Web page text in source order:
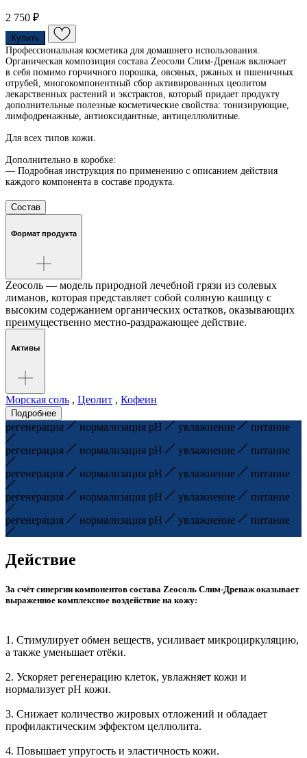
2 750 ₽
Купить
Профессиональная косметика для домашнего использования.
Органическая композиция состава Zеосоли Слим-Дренаж включает
в себя помимо горчичного порошка, овсяных, ржаных и пшеничных
отрубей, многокомпонентный сбор активированных цеолитом
лекарственных растений и экстрактов, который придает продукту
дополнительные полезные косметические свойства: тонизирующие,
лимфодренажные, антиоксидантные, антицеллюлитные.
Для всех типов кожи.
Дополнительно в коробке:
— Подробная инструкция по применению с описанием действия
каждого компонента в составе продукта.
Состав
Формат продукта
Zеосоль — модель природной лечебной грязи из солевых
лиманов, которая представляет собой соляную кашицу с
высоким содержанием органических остатков, оказывающих
преимущественно местно-раздражающее действие.
Активы
Морская соль , Цеолит , Кофеин
Подробнее
регенерация нормализация pH увлажнение
питание
регенерация
нормализация pH увлажнение
питание
регенерация
нормализация pH увлажнение
питание
регенерация
нормализация pH увлажнение
питание
регенерация
нормализация pH увлажнение питание
Действие
За счёт синергии компонентов состава Zeoсоль Слим-Дренаж оказывает
выраженное комплексное воздействие на кожу:
1. Стимулирует обмен веществ, усиливает микроциркуляцию,
а также уменьшает отёки.
2. Ускоряет регенерацию клеток, увлажняет кожи и
нормализует рН кожи.
3. Снижает количество жировых отложений и обладает
профилактическим эффектом целлюлита.
4. Повышает упругость и эластичность кожи.